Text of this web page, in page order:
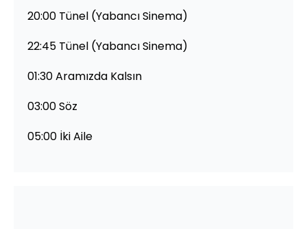
20:00 Tünel (Yabancı Sinema)
22:45 Tünel (Yabancı Sinema)
01:30 Aramızda Kalsın
03:00 Söz
05:00 İki Aile